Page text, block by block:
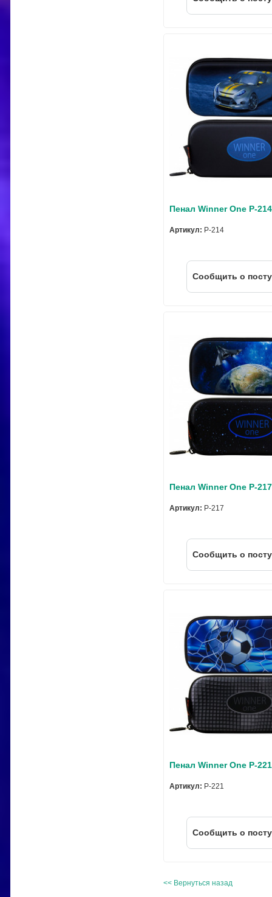
Пенал Winner One P-
Артикул: P-214
Cообщить о
Пенал Winner One P-
Артикул: P-217
Cообщить о
Пенал Winner One P-
Артикул: P-221
Cообщить о
<< Вернуться назад